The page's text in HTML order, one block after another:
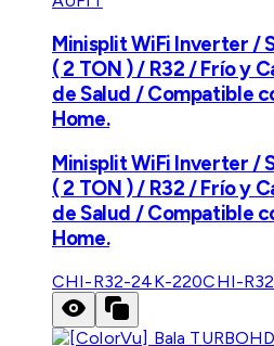
Minisplit WiFi Inverter /
( 2 TON ) / R32 / Frío y
de Salud / Compatible
Home.
Minisplit WiFi Inverter /
( 2 TON ) / R32 / Frío y
de Salud / Compatible
Home.
CHI-R32-24K-220CHI-